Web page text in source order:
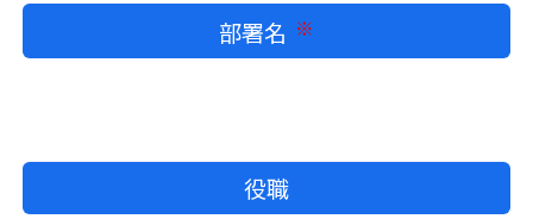
部署名
役職